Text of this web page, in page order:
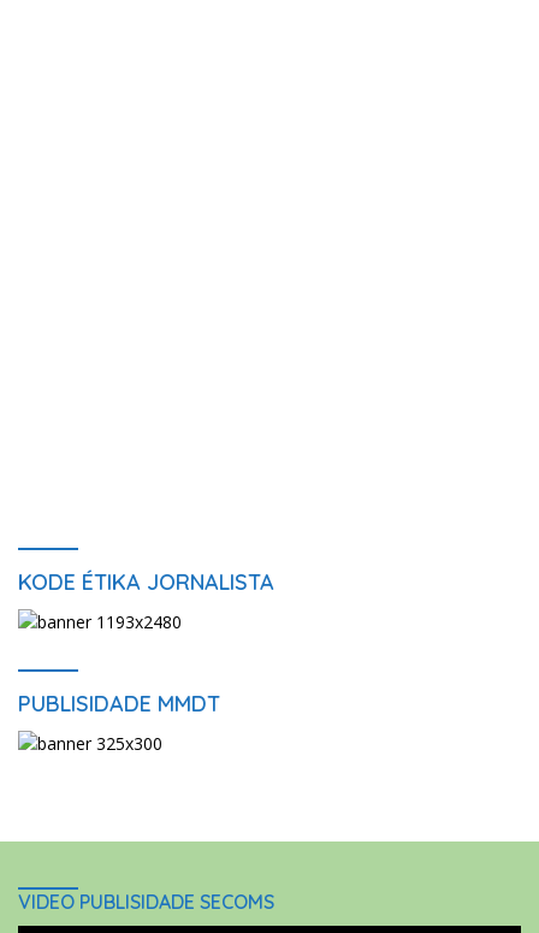
KODE ÉTIKA JORNALISTA
PUBLISIDADE MMDT
VIDEO PUBLISIDADE SECOMS